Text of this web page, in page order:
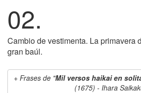
02.
Cambio de vestimenta. La primavera
gran baúl.
Frases de "Mil versos haikai en
(1675) - Ihara